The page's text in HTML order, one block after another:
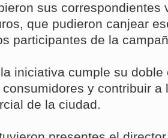
sus correspondientes
que pudieron canjear
participantes de la
iniciativa cumple su
y contribuir a
de la ciudad.